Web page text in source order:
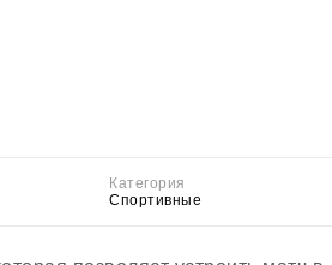
Категория
Спортивные